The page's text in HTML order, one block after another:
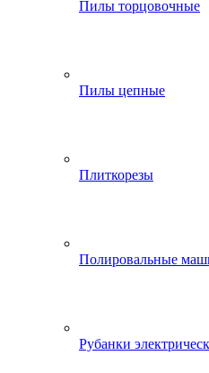
Пилы торцовочные
Пилы цепные
Плиткорезы
Полировальные
Рубанки